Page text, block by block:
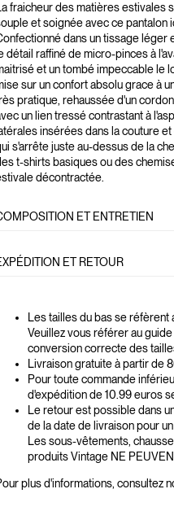
fraicheur des matières estivales
et soignée avec ce pantalon
dans un tissage léger
détail raffiné de micro-pinces à
et un tombé impeccable le
sur un confort absolu grace à
pratique, rehaussée d'un
un lien tressé contrastant à
insérées dans la couture
s'arrête juste au-dessus de la
t-shirts basiques ou des
décontractée.
ET ENTRETIEN
ET RETOUR
Les tailles du bas se réfèrent
Veuillez vous référer au
conversion correcte des
Livraison gratuite à partir de
Pour toute commande
d'expédition de 10.99 euros
Le retour est possible dans
de la date de livraison pour
Les sous-vêtements,
produits Vintage NE
plus d'informations, consultez